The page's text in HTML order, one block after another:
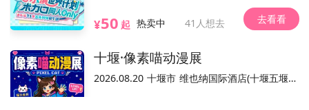
场贩（2）
购票后可买
台，活动内容和合规手续由主办方负责。温馨提示：本平台仅作为本
已结束
¥50 起 热卖中 41人想去 去看看
十堰·像素喵动漫展
2026.08.20 十堰市 维也纳国际酒店(十堰五堰步行街店)